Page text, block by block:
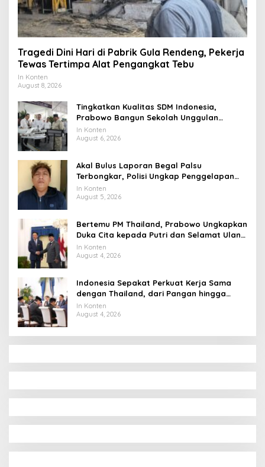
Tragedi Dini Hari di Pabrik Gula Rendeng, Pekerja
Tewas Tertimpa Alat Pengangkat Tebu
In Konten
August 8, 2026
Tingkatkan Kualitas SDM Indonesia,
Prabowo Bangun Sekolah Unggulan
hingga Undang Universitas Terbaik Dunia
In Konten
August 6, 2026
Akal Bulus Laporan Begal Palsu
Terbongkar, Polisi Ungkap Penggelapan
Uang Perusahaan untuk Crypto
In Konten
August 5, 2026
Bertemu PM Thailand, Prabowo Ungkapkan
Duka Cita kepada Putri dan Selamat Ulang
Tahun ke Raja Thailand
In Konten
August 4, 2026
Indonesia Sepakat Perkuat Kerja Sama
dengan Thailand, dari Pangan hingga
Ekonomi Digital
In Konten
August 4, 2026